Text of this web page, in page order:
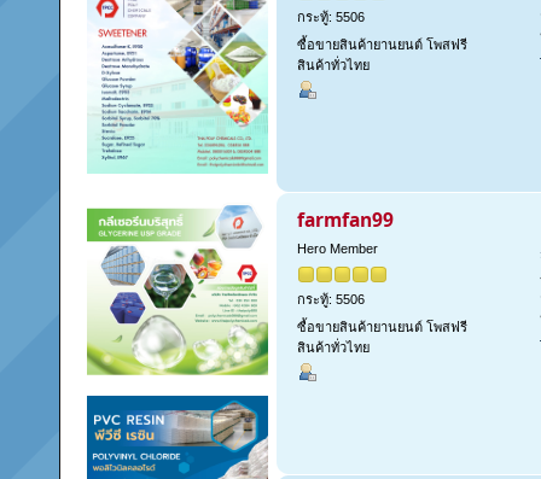
กระทู้: 5506
ซื้อขายสินค้ายานยนต์ โพสฟรี
สินค้าทั่วไทย
farmfan99
Hero Member
กระทู้: 5506
ซื้อขายสินค้ายานยนต์ โพสฟรี
สินค้าทั่วไทย